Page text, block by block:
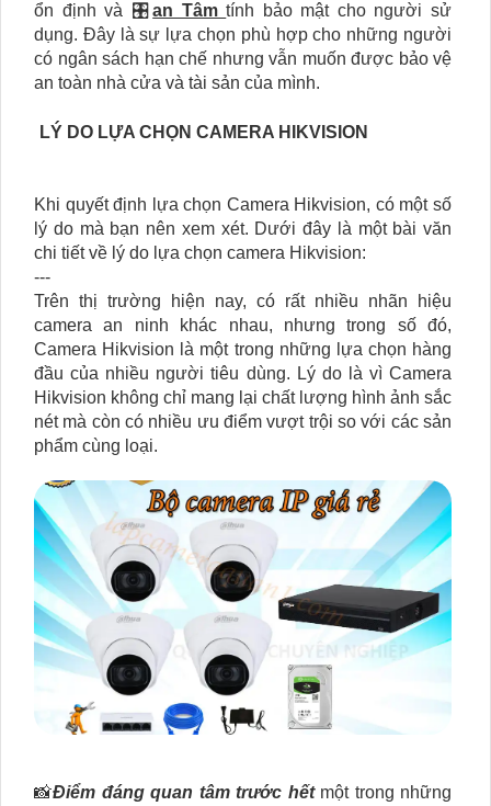
ổn định và 🎛an Tâmtính bảo mật cho người sử
dụng. Đây là sự lựa chọn phù hợp cho những người
có ngân sách hạn chế nhưng vẫn muốn được bảo vệ
an toàn nhà cửa và tài sản của mình.
LÝ DO LỰA CHỌN CAMERA HIKVISION
Khi quyết định lựa chọn Camera Hikvision, có một số
lý do mà bạn nên xem xét. Dưới đây là một bài văn
chi tiết về lý do lựa chọn camera Hikvision:
---
Trên thị trường hiện nay, có rất nhiều nhãn hiệu
camera an ninh khác nhau, nhưng trong số đó,
Camera Hikvision là một trong những lựa chọn hàng
đầu của nhiều người tiêu dùng. Lý do là vì Camera
Hikvision không chỉ mang lại chất lượng hình ảnh sắc
nét mà còn có nhiều ưu điểm vượt trội so với các sản
phẩm cùng loại.
📸Điểm đáng quan tâm trước hếtmột trong những